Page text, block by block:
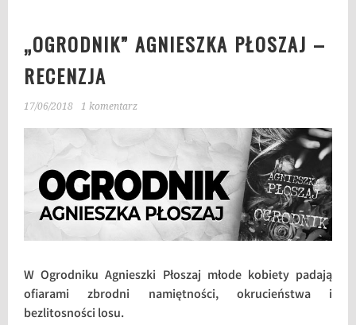
„OGRODNIK” AGNIESZKA PŁOSZAJ –
RECENZJA
17/06/2018 1 komentarz
W Ogrodniku Agnieszki Płoszaj młode kobiety padają
ofiarami zbrodni namiętności, okrucieństwa i
bezlitosności losu.